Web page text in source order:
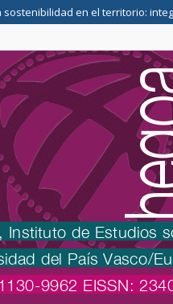
en el territorio: